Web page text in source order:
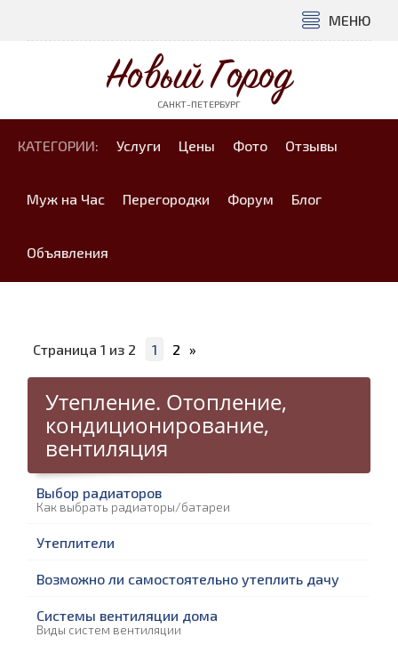
МЕНЮ
Новый Город
САНКТ-ПЕТЕРБУРГ
КАТЕГОРИИ: Услуги Цены Фото Отзывы
Муж на Час Перегородки Форум Блог
Объявления
Страница 1 из 2 1 2 »
Утепление. Отопление,
кондиционирование,
вентиляция
Выбор радиаторов
Как выбрать радиаторы/батареи
Утеплители
Возможно ли самостоятельно утеплить дачу
Системы вентиляции дома
Виды систем вентиляции